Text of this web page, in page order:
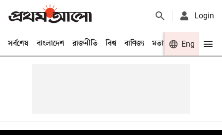
Login
সর্বশেষ বাংলাদেশ রাজনীতি বিশ্ব বাণিজ্য মতামত খেলা
Eng